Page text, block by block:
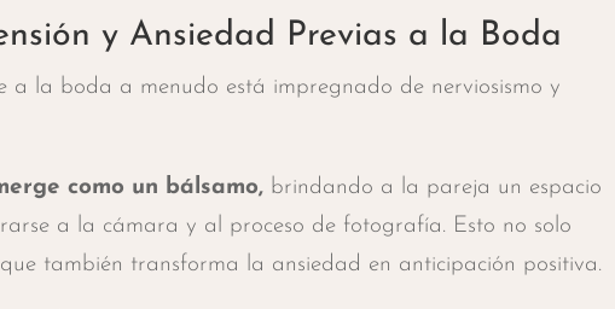
y Ansiedad Previas a la Boda
a la boda a menudo está impregnado de nerviosismo y
como un bálsamo, brindando a la pareja un espacio
a la cámara y al proceso de fotografía. Esto no solo
también transforma la ansiedad en anticipación positiva.